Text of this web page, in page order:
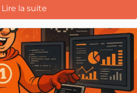
Lire la suite